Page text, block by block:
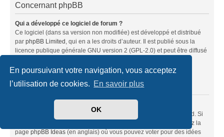
En poursuivant votre navigation, vous acceptez
l’utilisation de cookies. En savoir plus
OK
Concernant phpBB
Qui a développé ce logiciel de forum ?
Ce logiciel (dans sa version non modifiée) est développé et distribué
par phpBB Limited, qui en a les droits d’auteur. Il est publié sous la
licence publique générale GNU version 2 (GPL-2.0) et peut être diffusé
À propos de phpBB» (en anglais).
Haut
Ce logiciel a été développé et mis sous licence par phpBB Limited. Si
vous pensez qu’une fonctionnalité nécessite d’être ajoutée, visitez la
page phpBB Ideas (en anglais) où vous pouvez voter pour des idées